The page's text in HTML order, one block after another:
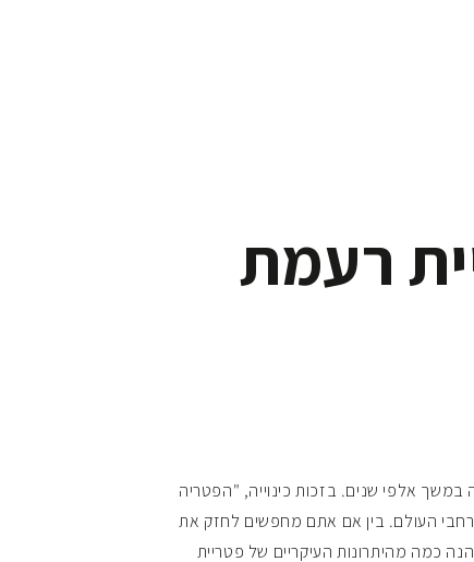
רעמת
אלפי שנים. בזכות כינוייה, "הפטריה
רחבי העולם. בין אם אתם מחפשים לחזק את
כמה מהיתרונות העיקריים של פטריית